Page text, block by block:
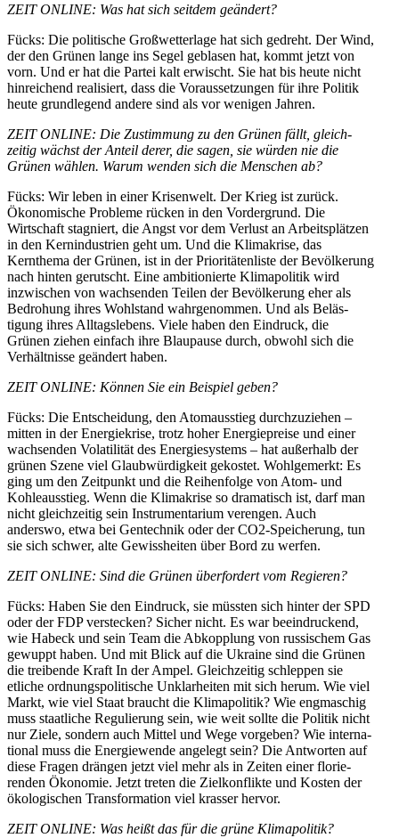
ZEIT ONLINE: Was hat sich seitdem geändert?
Fücks: Die politische Großwet­terlage hat sich gedreht. Der Wind,
der den Grünen lange ins Segel geblasen hat, kommt jetzt von
vorn. Und er hat die Partei kalt erwischt. Sie hat bis heute nicht
hinrei­chend reali­siert, dass die Voraus­set­zungen für ihre Politik
heute grund­legend andere sind als vor wenigen Jahren.
ZEIT ONLINE: Die Zustimmung zu den Grünen fällt, gleich­
zeitig wächst der Anteil derer, die sagen, sie würden nie die
Grünen wählen. Warum wenden sich die Menschen ab?
Fücks: Wir leben in einer Krisenwelt. Der Krieg ist zurück.
Ökono­mische Probleme rücken in den Vorder­grund. Die
Wirtschaft stagniert, die Angst vor dem Verlust an Arbeits­plätzen
in den Kernin­dus­trien geht um. Und die Klima­krise, das
Kernthema der Grünen, ist in der Priori­tä­ten­liste der Bevöl­kerung
nach hinten gerutscht. Eine ambitio­nierte Klima­po­litik wird
inzwi­schen von wachsenden Teilen der Bevöl­kerung eher als
Bedrohung ihres Wohlstand wahrge­nommen. Und als Beläs­
tigung ihres Alltags­lebens. Viele haben den Eindruck, die
Grünen ziehen einfach ihre Blaupause durch, obwohl sich die
Verhält­nisse geändert haben.
ZEIT ONLINE: Können Sie ein Beispiel geben?
Fücks: Die Entscheidung, den Atomaus­stieg durch­zu­ziehen –
mitten in der Energie­krise, trotz hoher Energie­preise und einer
wachsenden Volati­lität des Energie­systems – hat außerhalb der
grünen Szene viel Glaub­wür­digkeit gekostet. Wohlge­merkt: Es
ging um den Zeitpunkt und die Reihen­folge von Atom- und
Kohle­aus­stieg. Wenn die Klima­krise so drama­tisch ist, darf man
nicht gleich­zeitig sein Instru­men­tarium verengen. Auch
anderswo, etwa bei Gentechnik oder der CO2-Speicherung, tun
sie sich schwer, alte Gewiss­heiten über Bord zu werfen.
ZEIT ONLINE: Sind die Grünen überfordert vom Regieren?
Fücks: Haben Sie den Eindruck, sie müssten sich hinter der SPD
oder der FDP verstecken? Sicher nicht. Es war beein­dru­ckend,
wie Habeck und sein Team die Abkopplung von russi­schem Gas
gewuppt haben. Und mit Blick auf die Ukraine sind die Grünen
die treibende Kraft In der Ampel. Gleich­zeitig schleppen sie
etliche ordnungs­po­li­tische Unklar­heiten mit sich herum. Wie viel
Markt, wie viel Staat braucht die Klima­po­litik? Wie engma­schig
muss staat­liche Regulierung sein, wie weit sollte die Politik nicht
nur Ziele, sondern auch Mittel und Wege vorgeben? Wie inter­na­
tional muss die Energie­wende angelegt sein? Die Antworten auf
diese Fragen drängen jetzt viel mehr als in Zeiten einer florie­
renden Ökonomie. Jetzt treten die Zielkon­flikte und Kosten der
ökolo­gi­schen Trans­for­mation viel krasser hervor.
ZEIT ONLINE: Was heißt das für die grüne Klima­po­litik?